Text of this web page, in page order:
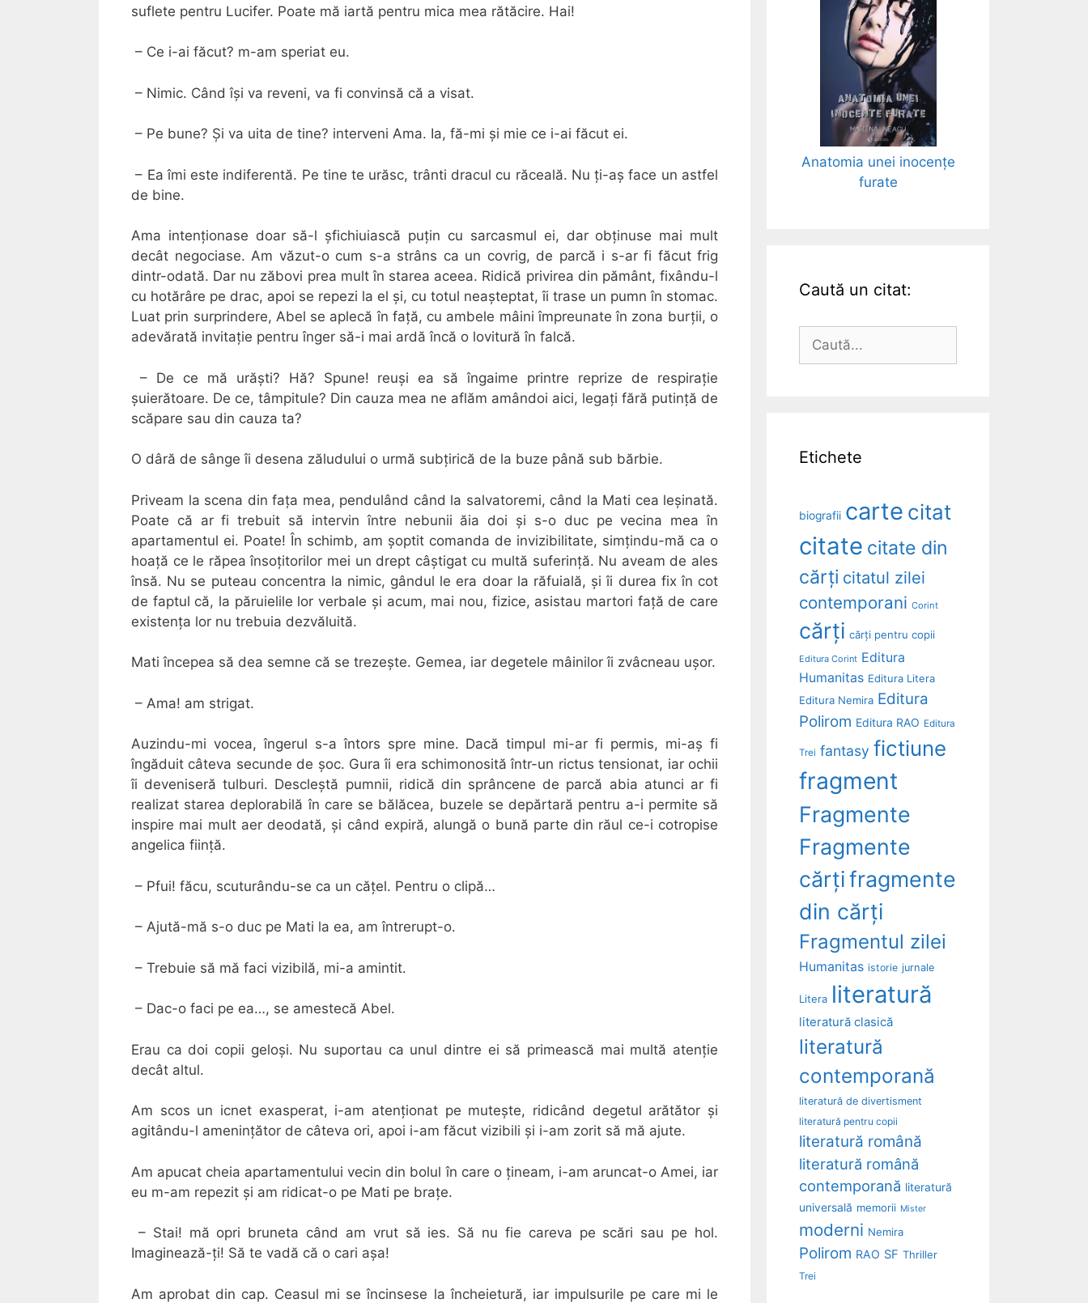
suflete pentru Lucifer. Poate mă iartă pentru mica mea rătăcire. Hai!
– Ce i-ai făcut? m-am speriat eu.
– Nimic. Când își va reveni, va fi convinsă că a visat.
– Pe bune? Și va uita de tine? interveni Ama. Ia, fă-mi și mie ce i-ai făcut ei.
– Ea îmi este indiferentă. Pe tine te urăsc, trânti dracul cu răceală. Nu ți-aș face un astfel
de bine.
Ama intenționase doar să-l șfichiuiască puțin cu sarcasmul ei, dar obținuse mai mult
decât negociase. Am văzut-o cum s-a strâns ca un covrig, de parcă i s-ar fi făcut frig
dintr-odată. Dar nu zăbovi prea mult în starea aceea. Ridică privirea din pământ, fixându-l
cu hotărâre pe drac, apoi se repezi la el și, cu totul neașteptat, îi trase un pumn în stomac.
Luat prin surprindere, Abel se aplecă în față, cu ambele mâini împreunate în zona burții, o
adevărată invitație pentru înger să-i mai ardă încă o lovitură în falcă.
– De ce mă urăști? Hă? Spune! reuși ea să îngaime printre reprize de respirație
șuierătoare. De ce, tâmpitule? Din cauza mea ne aflăm amândoi aici, legați fără putință de
scăpare sau din cauza ta?
O dâră de sânge îi desena zăludului o urmă subțirică de la buze până sub bărbie.
Priveam la scena din fața mea, pendulând când la salvatoremi, când la Mati cea leșinată.
Poate că ar fi trebuit să intervin între nebunii ăia doi și s-o duc pe vecina mea în
apartamentul ei. Poate! În schimb, am șoptit comanda de invizibilitate, simțindu-mă ca o
hoață ce le răpea însoțitorilor mei un drept câștigat cu multă suferință. Nu aveam de ales
însă. Nu se puteau concentra la nimic, gândul le era doar la răfuială, și îi durea fix în cot
de faptul că, la păruielile lor verbale și acum, mai nou, fizice, asistau martori față de care
existența lor nu trebuia dezvăluită.
Mati începea să dea semne că se trezește. Gemea, iar degetele mâinilor îi zvâcneau ușor.
– Ama! am strigat.
Auzindu-mi vocea, îngerul s-a întors spre mine. Dacă timpul mi-ar fi permis, mi-aș fi
îngăduit câteva secunde de șoc. Gura îi era schimonosită într-un rictus tensionat, iar ochii
îi deveniseră tulburi. Descleștă pumnii, ridică din sprâncene de parcă abia atunci ar fi
realizat starea deplorabilă în care se bălăcea, buzele se depărtară pentru a-i permite să
inspire mai mult aer deodată, și când expiră, alungă o bună parte din răul ce-i cotropise
angelica ființă.
– Pfui! făcu, scuturându-se ca un cățel. Pentru o clipă…
– Ajută-mă s-o duc pe Mati la ea, am întrerupt-o.
– Trebuie să mă faci vizibilă, mi-a amintit.
– Dac-o faci pe ea…, se amestecă Abel.
Erau ca doi copii geloși. Nu suportau ca unul dintre ei să primească mai multă atenție
decât altul.
Am scos un icnet exasperat, i-am atenționat pe mutește, ridicând degetul arătător și
agitându-l amenințător de câteva ori, apoi i-am făcut vizibili și i-am zorit să mă ajute.
Am apucat cheia apartamentului vecin din bolul în care o țineam, i-am aruncat-o Amei, iar
eu m-am repezit și am ridicat-o pe Mati pe brațe.
– Stai! mă opri bruneta când am vrut să ies. Să nu fie careva pe scări sau pe hol.
Imaginează-ți! Să te vadă că o cari așa!
Am aprobat din cap. Ceasul mi se încinsese la încheietură, iar impulsurile pe care mi le
Anatomia unei inocențe
furate
Caută un citat:
Caută
Etichete
biografii carte citat
citate citate din
cărți citatul zilei
contemporani Corint
cărți cărți pentru copii
Editura Corint Editura
Humanitas Editura Litera
Editura Nemira Editura
Polirom Editura RAO Editura
Trei fantasy fictiune
fragment
Fragmente
Fragmente
cărțifragmente
din cărți
Fragmentul zilei
Humanitas istorie jurnale
Litera literatură
literatură clasică
literatură
contemporană
literatură de divertisment
literatură pentru copii
literatură română
literatură română
contemporană literatură
universală memorii Mister
moderni Nemira
Polirom RAO SF Thriller
Trei